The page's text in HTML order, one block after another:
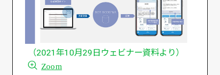
（2021年10月29日ウェビナー資料より）
Zoom